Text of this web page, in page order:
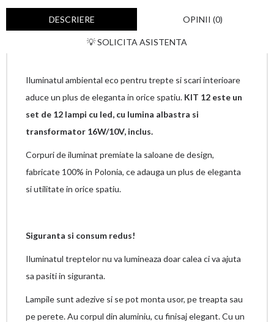
DESCRIERE OPINII (0)
💡 SOLICITA ASISTENTA
Iluminatul ambiental eco pentru trepte si scari interioare
aduce un plus de eleganta in orice spatiu. KIT 12 este un
set de 12 lampi cu led, cu lumina albastra si
transformator 16W/10V, inclus.
Corpuri de iluminat premiate la saloane de design,
fabricate 100% in Polonia, ce adauga un plus de eleganta
si utilitate in orice spatiu.
Siguranta si consum redus!
Iluminatul treptelor nu va lumineaza doar calea ci va ajuta
sa pasiti in siguranta.
Lampile sunt adezive si se pot monta usor, pe treapta sau
pe perete. Au corpul din aluminiu, cu finisaj elegant. Cu un